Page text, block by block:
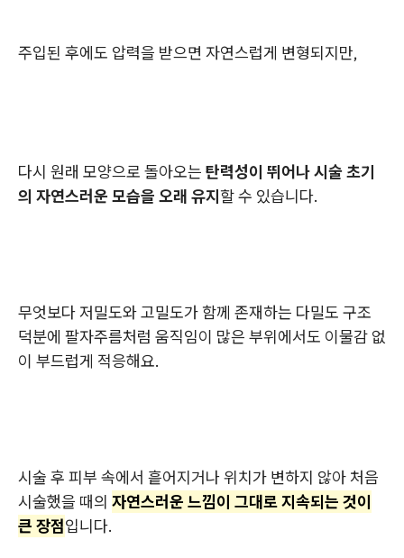
주입된 후에도 압력을 받으면 자연스럽게 변형되지만,
다시 원래 모양으로 돌아오는 탄력성이 뛰어나 시술 초기
의 자연스러운 모습을 오래 유지할 수 있습니다.
무엇보다 저밀도와 고밀도가 함께 존재하는 다밀도 구조
덕분에 팔자주름처럼 움직임이 많은 부위에서도 이물감 없
이 부드럽게 적응해요.
시술 후 피부 속에서 흩어지거나 위치가 변하지 않아 처음
시술했을 때의 자연스러운 느낌이 그대로 지속되는 것이
큰 장점입니다.